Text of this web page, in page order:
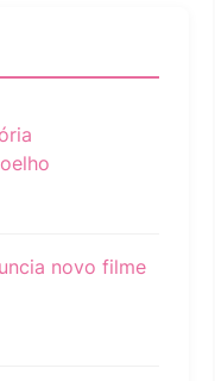
novo filme